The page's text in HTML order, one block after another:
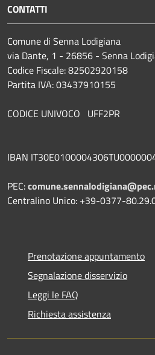
CONTATTI
Comune di Senna Lodigiana
via Dante, 1 - 26856 - Senna
Codice Fiscale: 82502920158
Partita IVA: 03437910155
CODICE UNIVOCO UFF2PR
IBAN
PEC:
Centralino Unico: +39-0377-
Prenotazione appuntamento
Segnalazione disservizio
Leggi le FAQ
Richiesta assistenza